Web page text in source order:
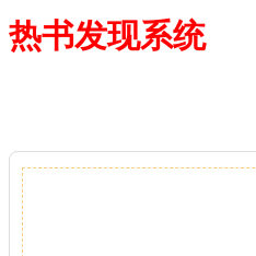
热书发现系统